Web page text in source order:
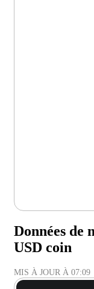
Données de
USD coin
MIS À JOUR À 07:09